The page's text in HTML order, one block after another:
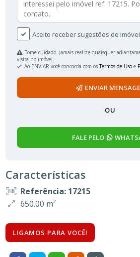
Aceito receber sugestões de
Tome cuidado. Jamais realize quaisquer
visita no imóvel.
Ao ENVIAR você concorda com osTermos de Uso e
ENVIAR
OU
FALE PELO
Características
Referência: 17215
650.00 m²
LIGAMOS PARA VOCÊ!